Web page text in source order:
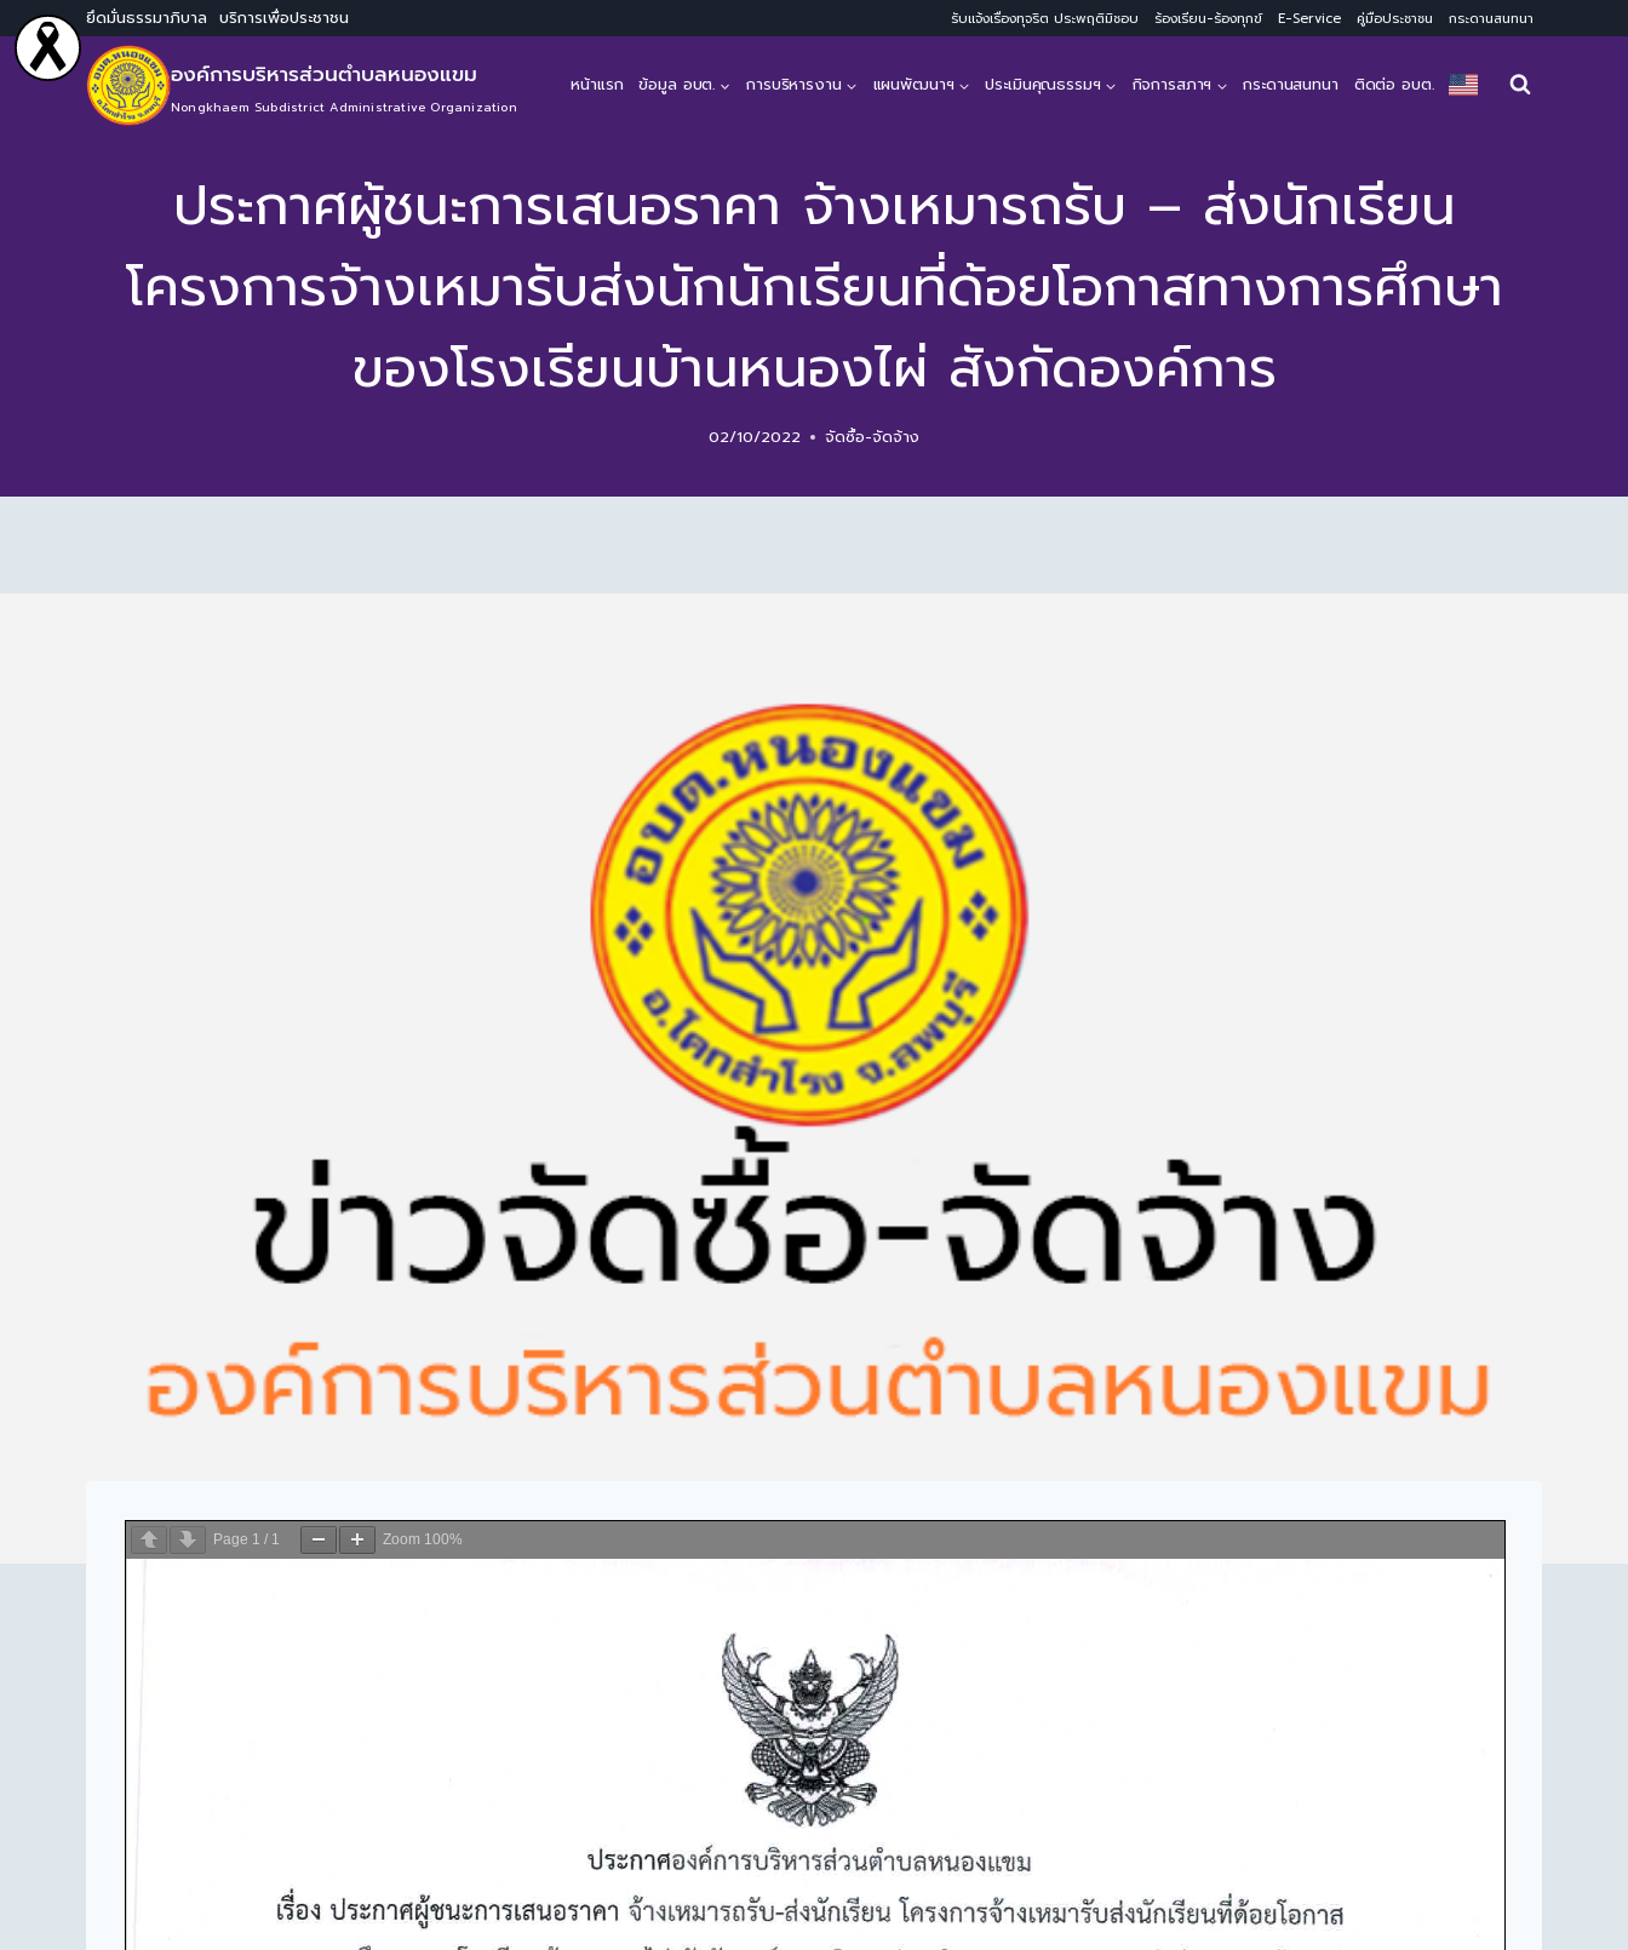
ยึดมั่นธรรมาภิบาล บริการเพื่อประชาชน รับแจ้งเรื่องทุจริต ประพฤติมิชอบ ร้องเรียน-ร้องทุกข์ E-Service คู่มือประชาชน กระดานสนทนา
องค์การบริหารส่วนตำบลหนองแขม
Nongkhaem Subdistrict Administrative Organization
หน้าแรก ข้อมูล อบต. การบริหารงาน แผนพัฒนาฯ ประเมินคุณธรรมฯ กิจการสภาฯ กระดานสนทนา ติดต่อ อบต.
ประกาศผู้ชนะการเสนอราคา จ้างเหมารถรับ – ส่งนักเรียน
โครงการจ้างเหมารับส่งนักนักเรียนที่ด้อยโอกาสทางการศึกษา
ของโรงเรียนบ้านหนองไผ่ สังกัดองค์การ
02/10/2022 จัดซื้อ-จัดจ้าง
Page 1 / 1 Zoom 100%